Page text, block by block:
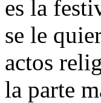
es la
se le
actos
la parte